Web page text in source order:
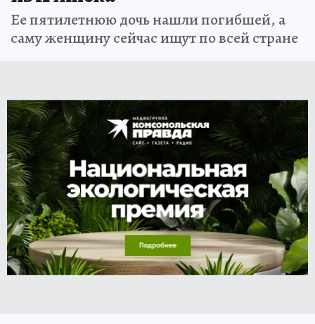
Ее пятилетнюю дочь нашли погибшей, а
саму женщину сейчас ищут по всей стране